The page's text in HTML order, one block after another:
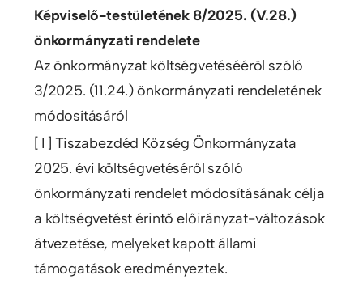
Képviselő-testületének 8/2025. (V.28.)
önkormányzati rendelete
Az önkormányzat költségvetésééröl szóló
3/2025. (11.24.) önkormányzati rendeletének
módosításáról
[ I ] Tiszabezdéd Község Önkormányzata
2025. évi költségvetéséről szóló
önkormányzati rendelet módosításának célja
a költségvetést érintő előirányzat-változások
átvezetése, melyeket kapott állami
támogatások eredményeztek.